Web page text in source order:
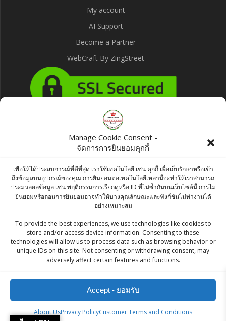
Manage Cookie Consent -
จัดการการยินยอมคุกกี้
เพื่อให้ได้ประสบการณ์ที่ดีที่สุด เราใช้เทคโนโลยี เช่น คุกกี้ เพื่อเก็บรักษาหรือเข้า
ถึงข้อมูลบนอุปกรณ์ของคุณ การยินยอมต่อเทคโนโลยีเหล่านี้จะทำให้เราสามารถ
ประมวลผลข้อมูล เช่น พฤติกรรมการเรียกดูหรือ ID ที่ไม่ซ้ำกันบนเว็บไซต์นี้ การไม่
ยินยอมหรือถอนการยินยอมอาจทำให้บางคุณลักษณะและฟังก์ชันไม่ทำงานได้
อย่างเหมาะสม
To provide the best experiences, we use technologies like cookies to
store and/or access device information. Consenting to these
technologies will allow us to process data such as browsing behavior or
unique IDs on this site. Not consenting or withdrawing consent, may
adversely affect certain features and functions.
Accept - ยอมรับ
About UsPrivacy PolicyCustomer Terms and Conditions
My account
AI Support
Become a Partner
WebCraft By ZingStreet
Products
฿55.00
Ashirwad Rajmah Chitra 500g
55.00
McCormick Pure Mint Extract 29 ml
฿90.00 Original
price
was:
฿90.00.
฿80.00Current
price
is:
฿80.00.